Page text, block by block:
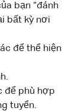
bạn “đánh
bất kỳ nơi
để thể hiện
để phù hợp
tuyển.